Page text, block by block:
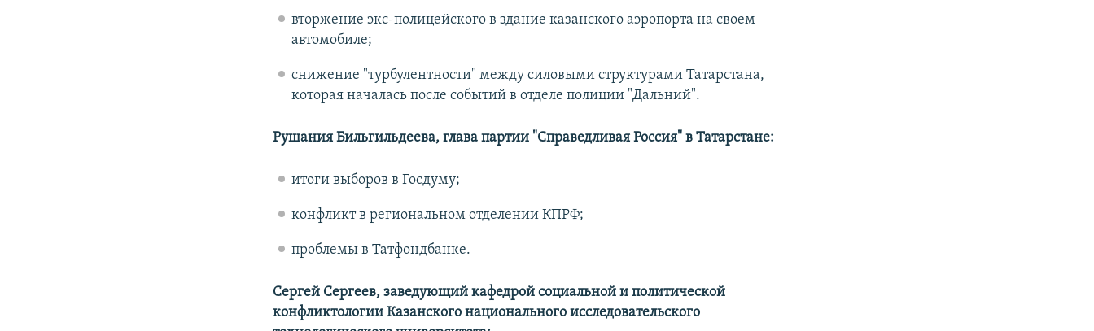
вторжение экс-полицейского в здание казанского аэропорта на своем
автомобиле;
снижение "турбулентности" между силовыми структурами Татарстана,
которая началась после событий в отделе полиции "Дальний".
Рушания Бильгильдеева, глава партии "Справедливая Россия" в Татарстане:
итоги выборов в Госдуму;
конфликт в региональном отделении КПРФ;
проблемы в Татфондбанке.
Сергей Сергеев, заведующий кафедрой социальной и политической
конфликтологии Казанского национального исследовательского